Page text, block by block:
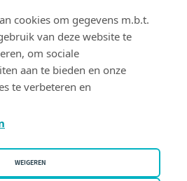
cookies om gegevens m.b.t.
van deze website te
om sociale
aan te bieden en onze
te verbeteren en
WEIGEREN